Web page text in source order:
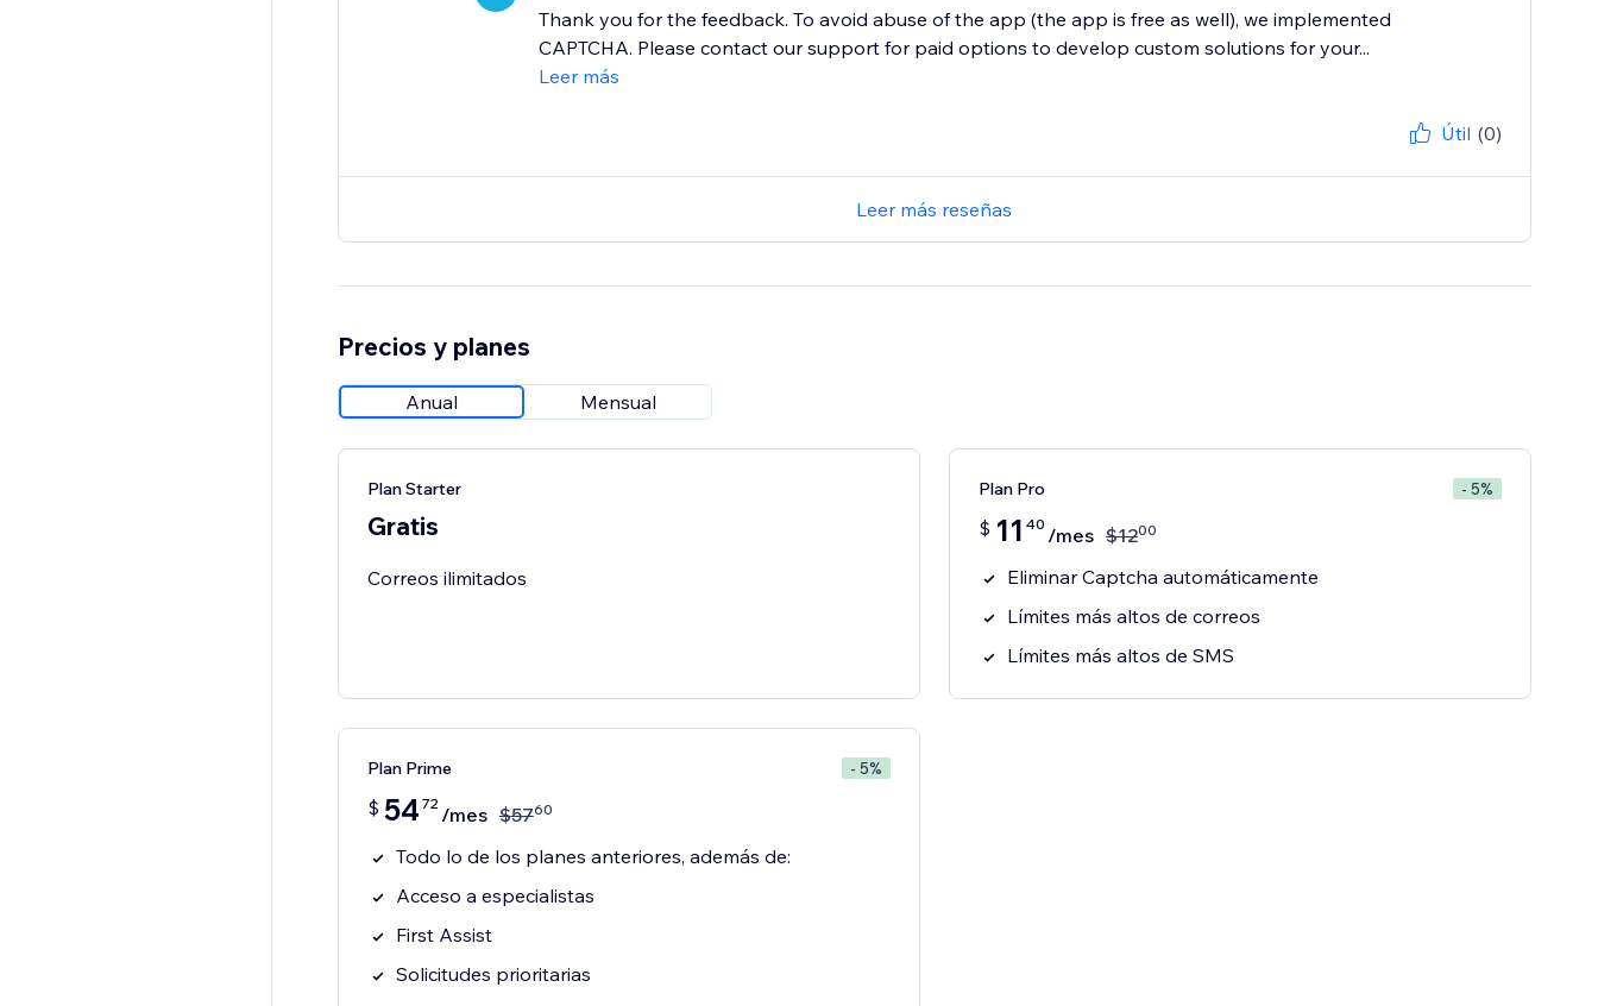
Thank you for the feedback. To avoid abuse of the app (the app is free as well), we implemented
CAPTCHA. Please contact our support for paid options to develop custom solutions for your...
Leer más
Útil (0)
Leer más reseñas
Precios y planes
Anual Mensual
Plan Starter
Gratis
Correos ilimitados
Plan Pro - 5%
$ 11 40 /mes $1200
Eliminar Captcha automáticamente
Límites más altos de correos
Límites más altos de SMS
Plan Prime - 5%
$ 54 72 /mes $5760
Todo lo de los planes anteriores, además de:
Acceso a especialistas
First Assist
Solicitudes prioritarias